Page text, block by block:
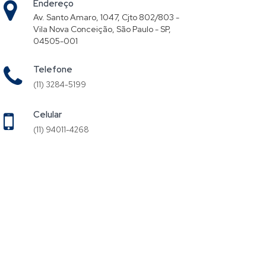
Endereço
Av. Santo Amaro, 1047, Cjto 802/803 -
Vila Nova Conceição, São Paulo - SP,
04505-001
Telefone
(11) 3284-5199
Celular
(11) 94011-4268